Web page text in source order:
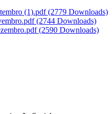
(1).pdf(2779 Downloads)
(2744 Downloads)
(2590 Downloads)